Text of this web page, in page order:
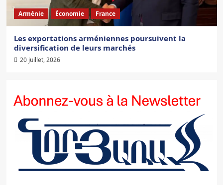
Arménie Économie France
Les exportations arméniennes poursuivent la
diversification de leurs marchés
20 juillet, 2026